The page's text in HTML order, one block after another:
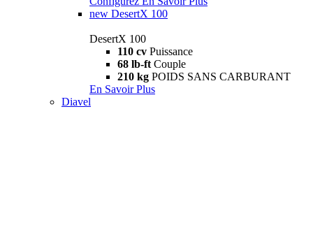
new DesertX 100
DesertX 100
110 cv Puissance
68 lb-ft Couple
210 kg POIDS SANS CARBURANT
En Savoir Plus
Diavel